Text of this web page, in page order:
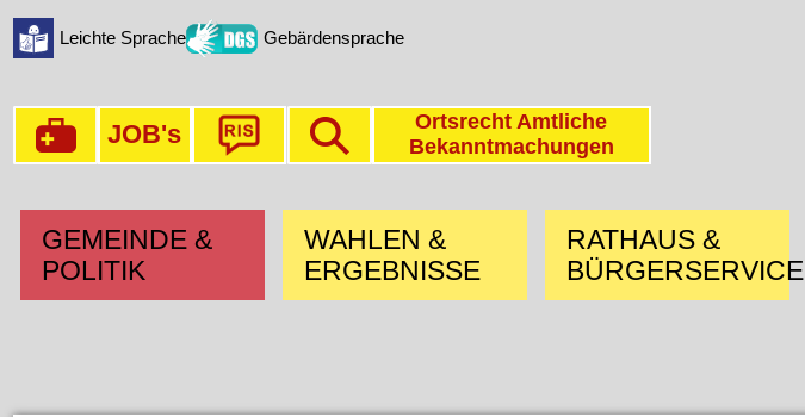
Leichte Sprache Gebärdensprache
JOB's
Ortsrecht Amtliche
Bekanntmachungen
GEMEINDE &
POLITIK
WAHLEN &
ERGEBNISSE
RATHAUS &
BÜRGERSERVICE